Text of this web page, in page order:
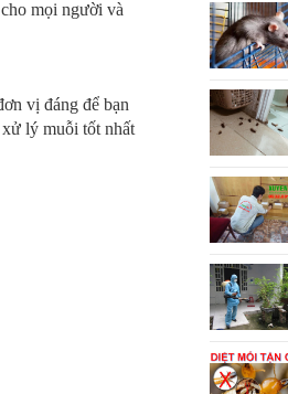
mọi người và
vị đáng để bạn
lý muỗi tốt nhất